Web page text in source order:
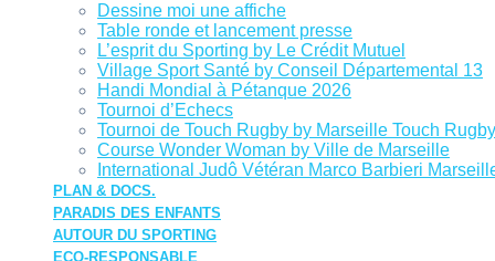
Dessine moi une affiche
Table ronde et lancement presse
L’esprit du Sporting by Le Crédit Mutuel
Village Sport Santé by Conseil Départemental 13
Handi Mondial à Pétanque 2026
Tournoi d’Echecs
Tournoi de Touch Rugby by Marseille Touch Rugby
Course Wonder Woman by Ville de Marseille
International Judô Vétéran Marco Barbieri
PLAN & DOCS.
PARADIS DES ENFANTS
AUTOUR DU SPORTING
ECO-RESPONSABLE